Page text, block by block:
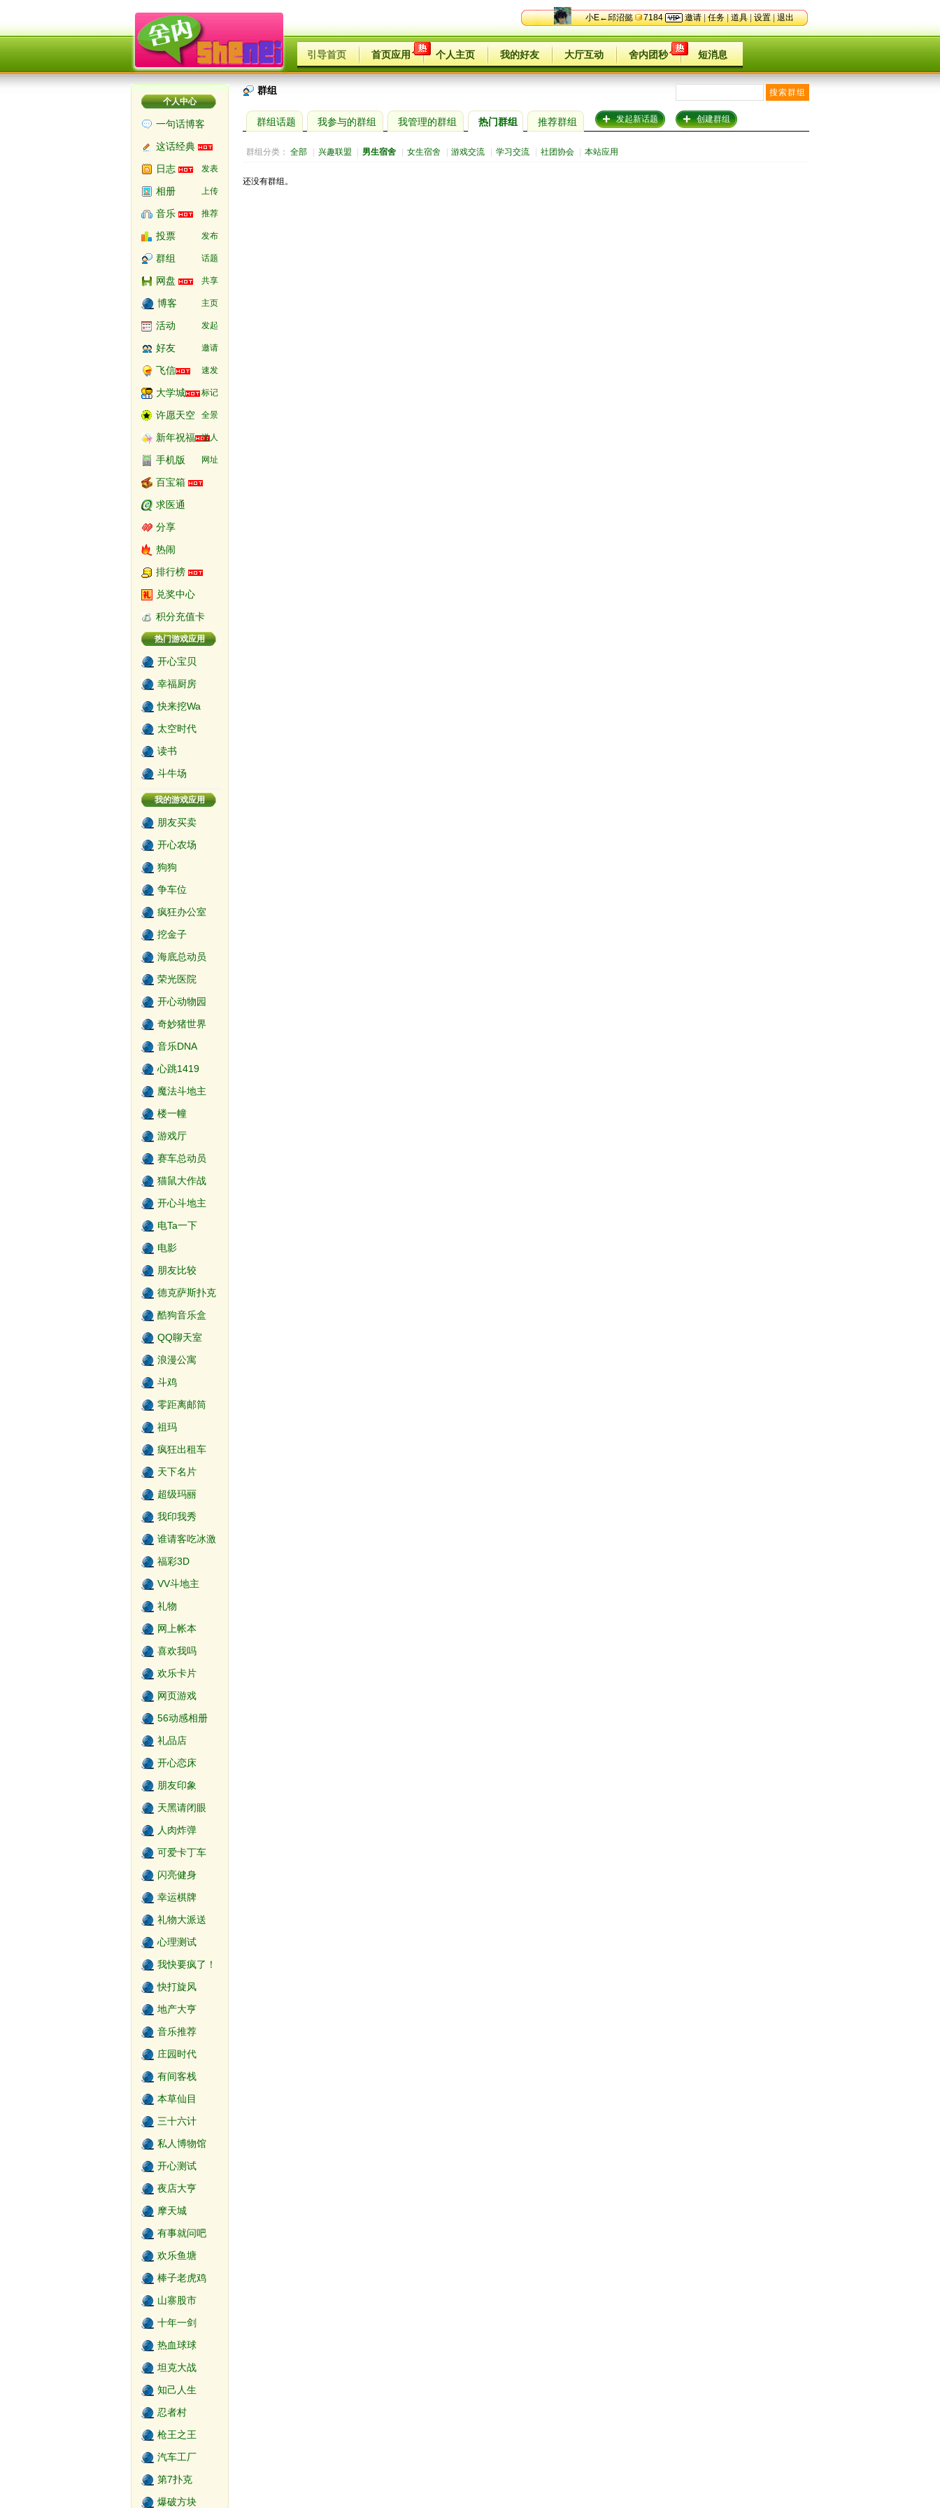
小E←邱沼懿 7184 邀请| 任务| 道具| 设置| 退出
引导首页 首页应用 个人主页 我的好友 大厅互动 舍内团秒 短消息
个人中心
一句话博客
这话经典
日志
发表
相册 上传
音乐 推荐
投票 发布
群组 话题
网盘 共享
博客 主页
活动 发起
好友 邀请
飞信 速发
大学城 标记
许愿天空 全景
新年祝福 送人
手机版 网址
百宝箱
求医通
分享
热闹
排行榜
兑奖中心
积分充值卡
热门游戏应用
开心宝贝
幸福厨房
快来挖Wa
太空时代
读书
斗牛场
我的游戏应用
朋友买卖
开心农场
狗狗
争车位
疯狂办公室
挖金子
海底总动员
荣光医院
开心动物园
奇妙猪世界
音乐DNA
心跳1419
魔法斗地主
楼一幢
游戏厅
赛车总动员
猫鼠大作战
开心斗地主
电Ta一下
电影
朋友比较
德克萨斯扑克
酷狗音乐盒
QQ聊天室
浪漫公寓
斗鸡
零距离邮筒
祖玛
疯狂出租车
天下名片
超级玛丽
我印我秀
谁请客吃冰激
福彩3D
VV斗地主
礼物
网上帐本
喜欢我吗
欢乐卡片
网页游戏
56动感相册
礼品店
开心恋床
朋友印象
天黑请闭眼
人肉炸弹
可爱卡丁车
闪亮健身
幸运棋牌
礼物大派送
心理测试
我快要疯了！
快打旋风
地产大亨
音乐推荐
庄园时代
有间客栈
本草仙目
三十六计
私人博物馆
开心测试
夜店大亨
摩天城
有事就问吧
欢乐鱼塘
棒子老虎鸡
山寨股市
十年一剑
热血球球
坦克大战
知己人生
忍者村
枪王之王
汽车工厂
第7扑克
爆破方块
群组
群组话题 我参与的群组 我管理的群组 热门群组 推荐群组 发起新话题 创建群组
群组分类： 全部 兴趣联盟 男生宿舍 女生宿舍 游戏交流 学习交流 社团协会 本站应用
还没有群组。